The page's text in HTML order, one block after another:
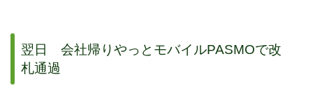
翌日 会社帰りやっとモバイルPASMOで改
札通過